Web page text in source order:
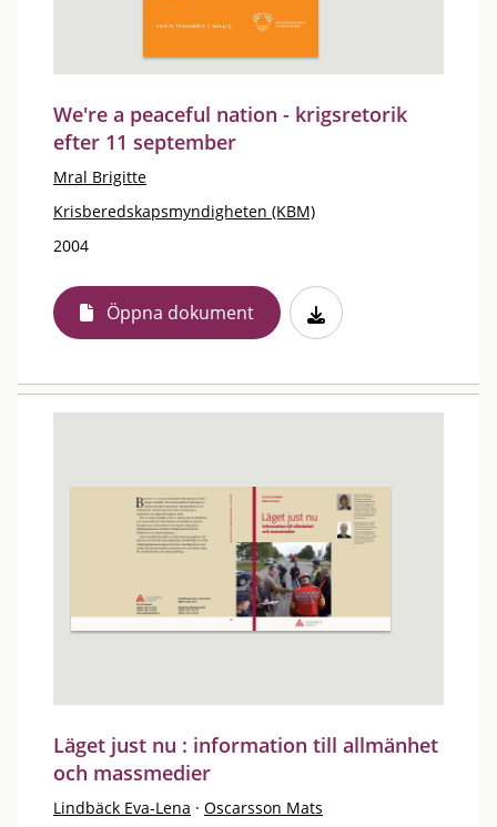
We're a peaceful nation - krigsretorik
efter 11 september
Mral Brigitte
Krisberedskapsmyndigheten (KBM)
2004
Öppna dokument
Läget just nu : information till allmänhet
och massmedier
Lindbäck Eva-Lena · Oscarsson Mats